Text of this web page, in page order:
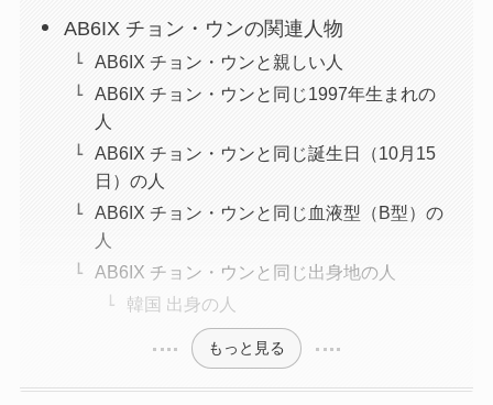
AB6IX チョン・ウンの関連人物
AB6IX チョン・ウンと親しい人
AB6IX チョン・ウンと同じ1997年生まれの
人
AB6IX チョン・ウンと同じ誕生日（10月15
日）の人
AB6IX チョン・ウンと同じ血液型（B型）の
人
AB6IX チョン・ウンと同じ出身地の人
韓国 出身の人
もっと見る